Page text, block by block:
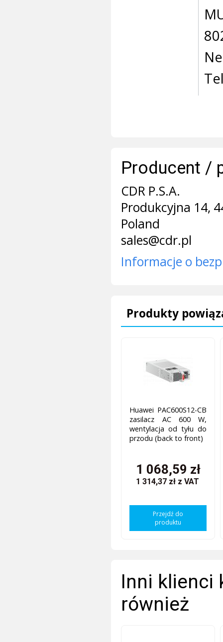
Producent /
CDR P.S.A.
Produkcyjna 14,
Poland
sales@cdr.pl
Informacje o
Produkty
Huawei PAC600S12-CB
zasilacz AC 600 W,
wentylacja od tyłu do
przodu (back to front)
1 068,59 zł
1 314,37 zł z VAT
Przejdź do
produktu
Inni klienci
również